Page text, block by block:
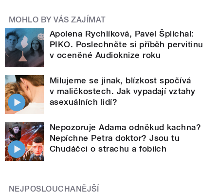
MOHLO BY VÁS ZAJÍMAT
Apolena Rychlíková, Pavel Šplíchal:
PIKO. Poslechněte si příběh pervitinu
v oceněné Audioknize roku
Milujeme se jinak, blízkost spočívá
v maličkostech. Jak vypadají vztahy
asexuálních lidí?
Nepozoruje Adama odněkud kachna?
Nepíchne Petra doktor? Jsou tu
Chudáčci o strachu a fobiích
NEJPOSLOUCHANĚJŠÍ